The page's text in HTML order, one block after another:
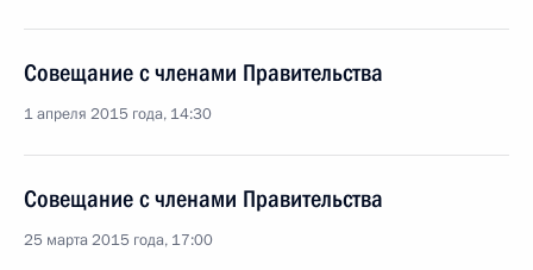
Совещание с членами Правительства
1 апреля 2015 года, 14:30
Совещание с членами Правительства
25 марта 2015 года, 17:00